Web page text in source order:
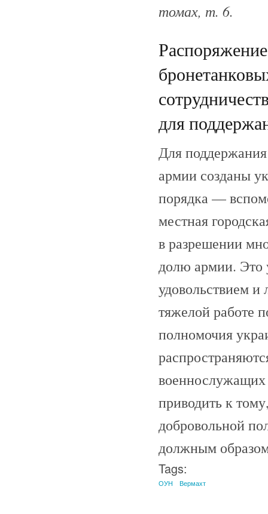
томах, т. 6.
для
Для
армии созданы
порядка —
местная
в разрешении
долю армии. Это
удовольствием и
тяжелой работе
полномочия
военнослужащих
приводить к
добровольной
должным
Tags:
ОУН Вермахт